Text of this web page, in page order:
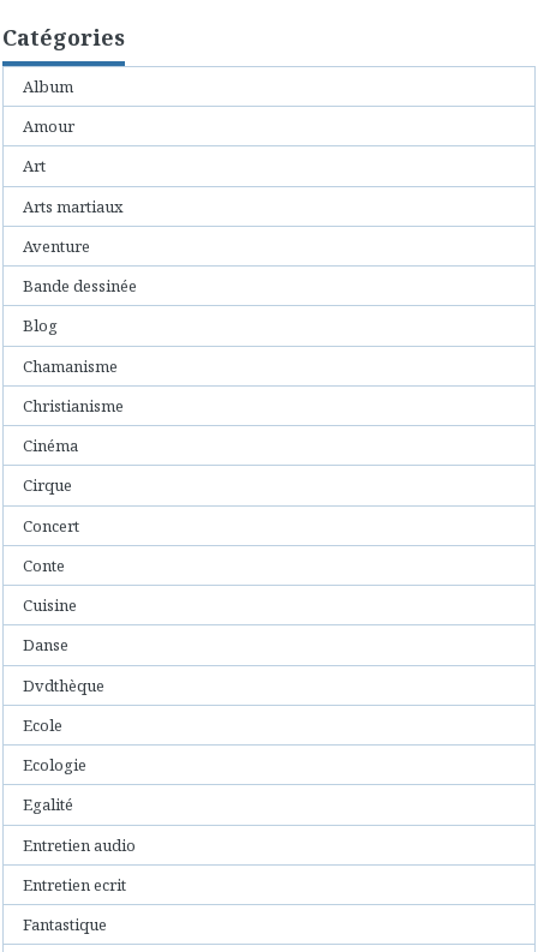
Catégories
Album
Amour
Art
Arts martiaux
Aventure
Bande dessinée
Blog
Chamanisme
Christianisme
Cinéma
Cirque
Concert
Conte
Cuisine
Danse
Dvdthèque
Ecole
Ecologie
Egalité
Entretien audio
Entretien ecrit
Fantastique